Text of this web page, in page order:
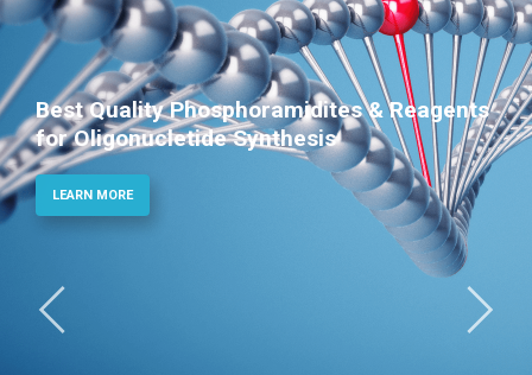
Best Quality Phosphoramidites & Reagents
for Oligonucletide Synthesis
LEARN MORE